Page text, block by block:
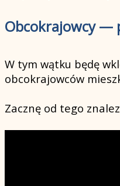
Obcokrajowcy —
W tym wątku będę
obcokrajowców
Zacznę od tego